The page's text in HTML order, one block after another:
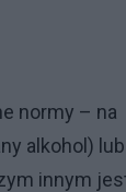
normy – na
alkohol)
innym